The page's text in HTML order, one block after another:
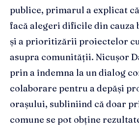
publice, primarul a explicat
facă alegeri dificile din
și a prioritizării proiectelor
asupra comunității. Nicușor
prin a îndemna la un dialog
colaborare pentru a depăși
orașului, subliniind că doar
comune se pot obține